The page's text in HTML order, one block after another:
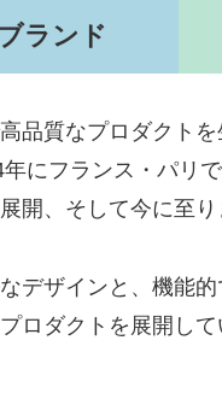
ランド
品質なプロダクト
にフランス・パリ
開、そして今に至り
デザインと、機能
ロダクトを展開して